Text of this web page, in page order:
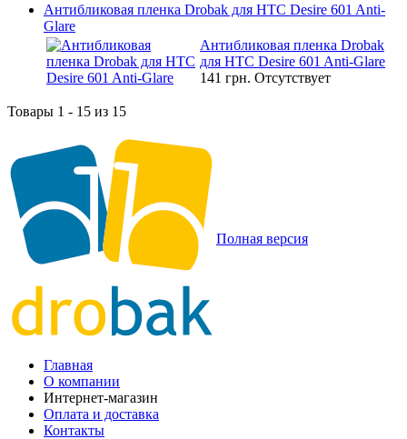
Антибликовая пленка Drobak для HTC Desire 601 Anti-
Glare
Антибликовая пленка Drobak
для HTC Desire 601 Anti-Glare
141 грн. Отсутствует
Товары 1 - 15 из 15
Полная версия
Главная
О компании
Интернет-магазин
Оплата и доставка
Контакты